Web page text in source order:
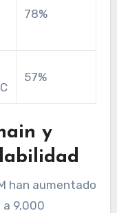
78%
57%
y
han aumentado
a 9,000